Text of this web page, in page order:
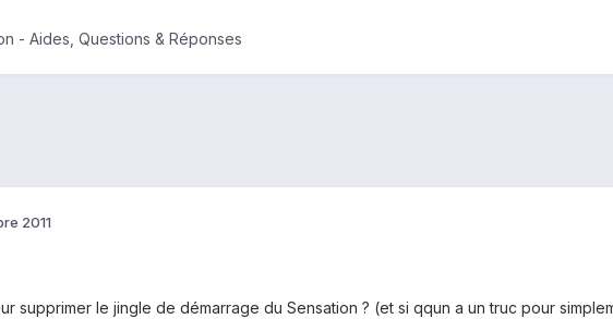
- Aides, Questions & Réponses
2011
supprimer le jingle de démarrage du Sensation ? (et si qqun a un truc pour